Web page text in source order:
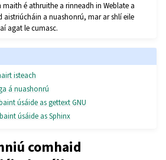
é athruithe a rinneadh in Weblate a
a nuashonrú, mar ar shlí eile
agat le cumasc.
isteach
á nuashonrú
úsáide as gettext GNU
úsáide as Sphinx
comhaid